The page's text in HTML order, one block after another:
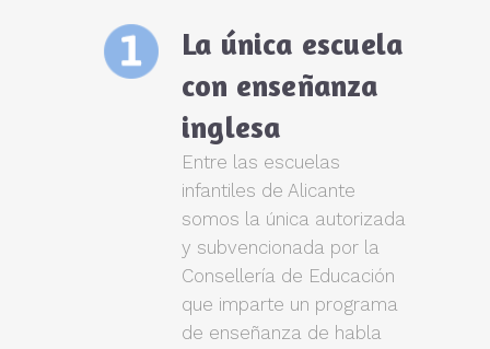
La única escuela
con enseñanza
inglesa
Entre las escuelas
infantiles de Alicante
somos la única autorizada
y subvencionada por la
Consellería de Educación
que imparte un programa
de enseñanza de habla